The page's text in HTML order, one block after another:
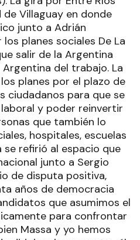
Villaguay en donde
junto a Adrián
planes sociales De La
salir de la Argentina
del trabajo. La
planes por el plazo de
ciudadanos para que se
y poder reinvertir
que también lo
hospitales, escuelas
refirió al espacio que
junto a Sergio
de disputa positiva,
años de democracia
que asumimos el
para confrontar
Massa y yo hemos